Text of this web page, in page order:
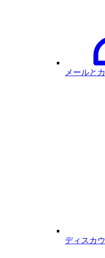
メールと
ディスカ